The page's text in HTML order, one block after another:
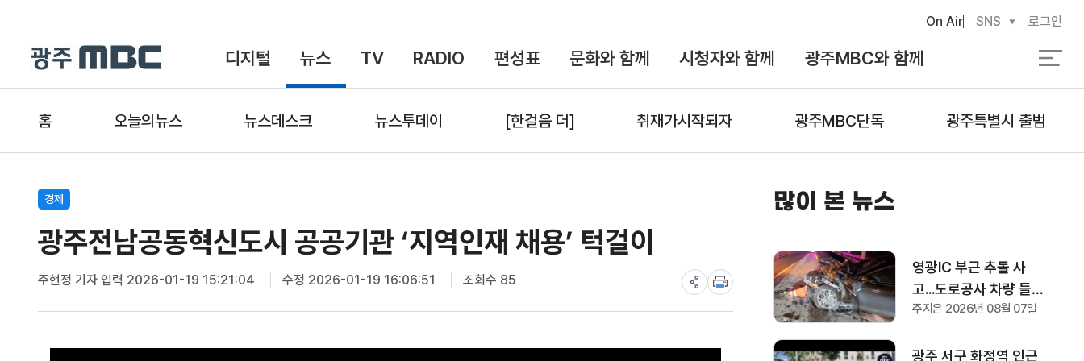
디지털 뉴스 TV RADIO 편성표 문화와 함께 시청자와 함께 광주MBC와 함께
On Air SNS 로그인
홈 오늘의뉴스 뉴스데스크 뉴스투데이 [한걸음 더] 취재가시작되자 광주MBC단독 광주특별시 출범
경제
광주전남공동혁신도시 공공기관 ‘지역인재 채용’ 턱걸이
주현정 기자입력 2026-01-19 15:21:04 수정 2026-01-19 16:06:51 조회수 85
많이 본 뉴스
영광IC 부근 추돌 사
고...도로공사 차량 들이
받아 1명 부상
주지은 2026년 08월 07일
광주 서구 화정역 인근